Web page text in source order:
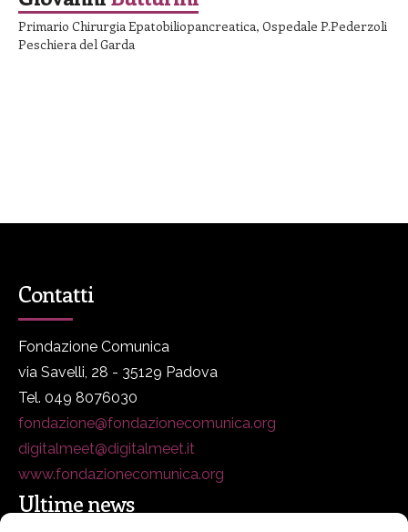
Primario Chirurgia Epatobiliopancreatica, Ospedale P.Pederzoli
Peschiera del Garda
Contatti
Fondazione Comunica
via Savelli, 28 - 35129 Padova
Tel. 049 8076030
fondazione@fondazionecomunica.org
digitalmeet@digitalmeet.it
www.fondazionecomunica.org
Ultime news